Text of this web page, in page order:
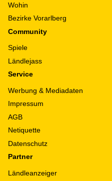
Wohin
Bezirke Vorarlberg
Community
Spiele
Ländlejass
Service
Werbung & Mediadaten
Impressum
AGB
Netiquette
Datenschutz
Partner
Ländleanzeiger